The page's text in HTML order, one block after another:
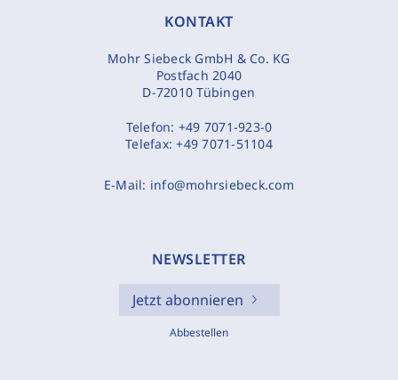
KONTAKT
Mohr Siebeck GmbH & Co. KG
Postfach 2040
D-72010 Tübingen
Telefon: +49 7071-923-0
Telefax:+49 7071-51104
E-Mail: info@mohrsiebeck.com
NEWSLETTER
Jetzt abonnieren
Abbestellen